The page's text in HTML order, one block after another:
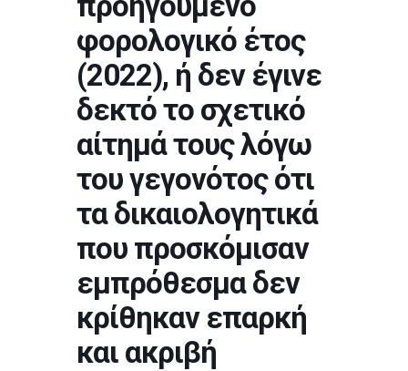
φορολογικό έτος
(2022), ή δεν έγινε
δεκτό το σχετικό
αίτημά τους λόγω
του γεγονότος ότι
τα δικαιολογητικά
που προσκόμισαν
εμπρόθεσμα δεν
κρίθηκαν επαρκή
και ακριβή